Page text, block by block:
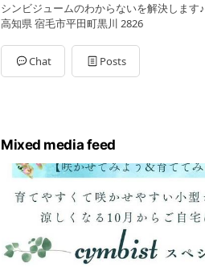
シンビジュームのわからないを解決します♪
高知県 宿毛市平田町黒川 2826
Chat Posts
Mixed media feed